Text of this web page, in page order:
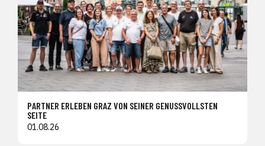
PARTNER ERLEBEN GRAZ VON SEINER GENUSSVOLLSTEN
SEITE
01.08.26